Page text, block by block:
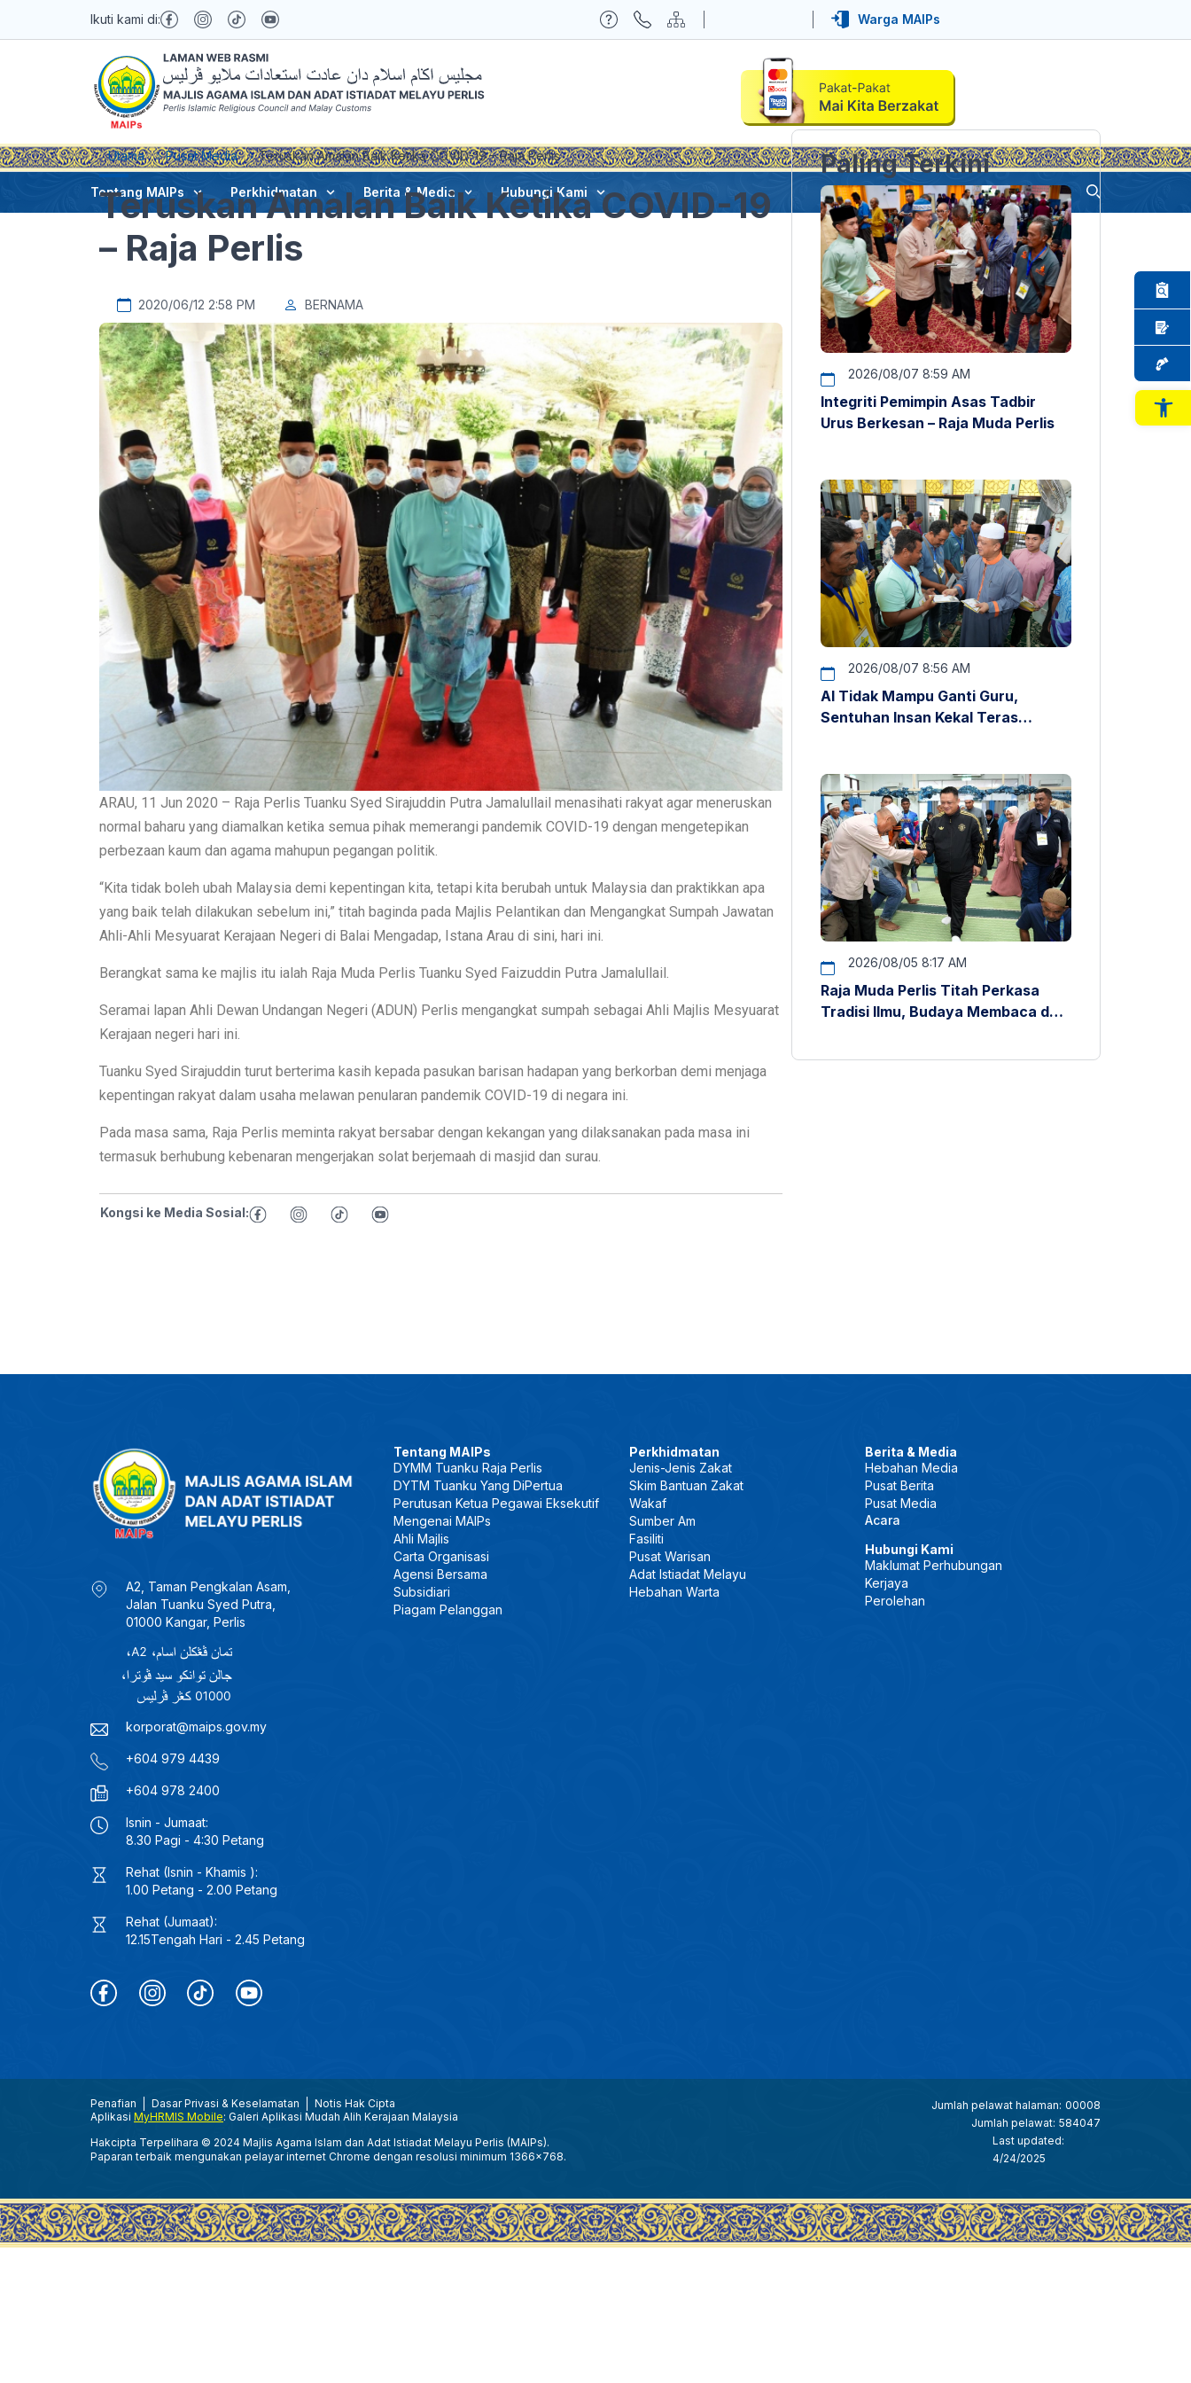
Ikuti kami di: Warga MAIPs
Tentang MAIPs Perkhidmatan Berita & Media Hubungi Kami
Utama Pusat Media Teruskan Amalan Baik Ketika COVID-19 – Raja Perlis
Teruskan Amalan Baik Ketika COVID-19
– Raja Perlis
2020/06/12 2:58 PM BERNAMA
ARAU, 11 Jun 2020 – Raja Perlis Tuanku Syed Sirajuddin Putra Jamalullail menasihati rakyat agar meneruskan
normal baharu yang diamalkan ketika semua pihak memerangi pandemik COVID-19 dengan mengetepikan
perbezaan kaum dan agama mahupun pegangan politik.
“Kita tidak boleh ubah Malaysia demi kepentingan kita, tetapi kita berubah untuk Malaysia dan praktikkan apa
yang baik telah dilakukan sebelum ini,” titah baginda pada Majlis Pelantikan dan Mengangkat Sumpah Jawatan
Ahli-Ahli Mesyuarat Kerajaan Negeri di Balai Mengadap, Istana Arau di sini, hari ini.
Berangkat sama ke majlis itu ialah Raja Muda Perlis Tuanku Syed Faizuddin Putra Jamalullail.
Seramai lapan Ahli Dewan Undangan Negeri (ADUN) Perlis mengangkat sumpah sebagai Ahli Majlis Mesyuarat
Kerajaan negeri hari ini.
Tuanku Syed Sirajuddin turut berterima kasih kepada pasukan barisan hadapan yang berkorban demi menjaga
kepentingan rakyat dalam usaha melawan penularan pandemik COVID-19 di negara ini.
Pada masa sama, Raja Perlis meminta rakyat bersabar dengan kekangan yang dilaksanakan pada masa ini
termasuk berhubung kebenaran mengerjakan solat berjemaah di masjid dan surau.
Kongsi ke Media Sosial:
Paling Terkini
2026/08/07 8:59 AM
Integriti Pemimpin Asas Tadbir
Urus Berkesan – Raja Muda Perlis
2026/08/07 8:56 AM
AI Tidak Mampu Ganti Guru,
Sentuhan Insan Kekal Teras
2026/08/05 8:17 AM
Raja Muda Perlis Titah Perkasa
Tradisi Ilmu, Budaya Membaca dan
A2, Taman Pengkalan Asam,
Jalan Tuanku Syed Putra,
01000 Kangar, Perlis
korporat@maips.gov.my
+604 979 4439
+604 978 2400
Isnin - Jumaat:
8.30 Pagi - 4:30 Petang
Rehat (Isnin - Khamis ):
1.00 Petang - 2.00 Petang
Rehat (Jumaat):
12.15Tengah Hari - 2.45 Petang
Tentang MAIPs
DYMM Tuanku Raja Perlis
DYTM Tuanku Yang DiPertua
Perutusan Ketua Pegawai Eksekutif
Mengenai MAIPs
Ahli Majlis
Carta Organisasi
Agensi Bersama
Subsidiari
Piagam Pelanggan
Perkhidmatan
Jenis-Jenis Zakat
Skim Bantuan Zakat
Wakaf
Sumber Am
Fasiliti
Pusat Warisan
Adat Istiadat Melayu
Hebahan Warta
Berita & Media
Hebahan Media
Pusat Berita
Pusat Media
Acara
Hubungi Kami
Maklumat Perhubungan
Kerjaya
Perolehan
Penafian Dasar Privasi & Keselamatan
Notis Hak Cipta
Aplikasi MyHRMIS Mobile: Galeri Aplikasi Mudah Alih Kerajaan Malaysia
Hakcipta Terpelihara © 2024 Majlis Agama Islam dan Adat Istiadat Melayu Perlis (MAIPs).
Paparan terbaik mengunakan pelayar internet Chrome dengan resolusi minimum 1366x768.
Jumlah pelawat halaman: 00008
Jumlah pelawat: 584047
Last updated:
4/24/2025